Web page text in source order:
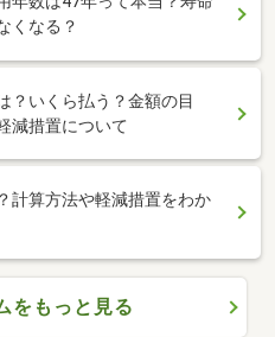
くなる？
？いくら払う？金額の目
減措置について
計算方法や軽減措置をわか
をもっと見る